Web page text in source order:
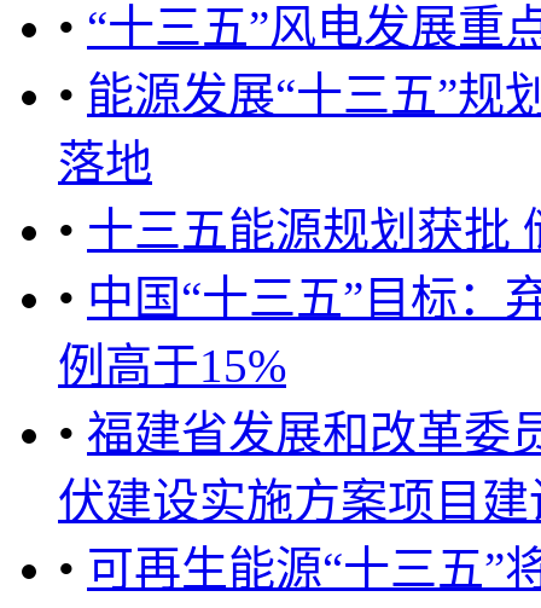
• “十三五”风电发展重
• 能源发展“十三五”规
落地
• 十三五能源规划获批
• 中国“十三五”目标：
例高于15%
• 福建省发展和改革委
伏建设实施方案项目
• 可再生能源“十三五”